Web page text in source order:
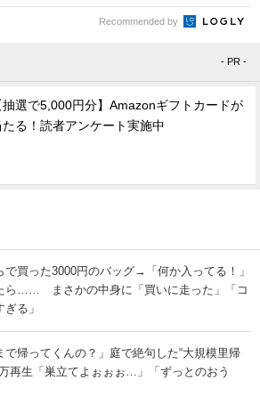
Recommended by
- PR -
抽選で5,000円分】Amazonギフトカードが
たる！読者アンケート実施中
で買った3000円のバッグ→「何か入ってる！」
ら…… まさかの中身に「買いに走った」「コ
る」
で帰ってくんの？」庭で絶句した“大規模里帰
万再生「巣立てよぉぉぉ…」「ずっとのおう